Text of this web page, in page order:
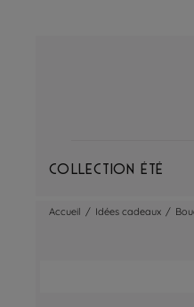
Collection Été
Accueil / Idées cadeaux /